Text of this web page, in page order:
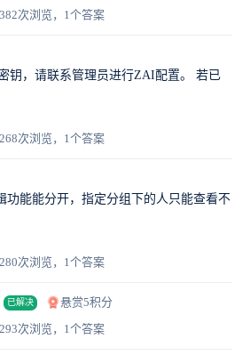
382次浏览，1个答案
钥，请联系管理员进行ZAI配置。 若已
268次浏览，1个答案
功能能分开，指定分组下的人只能查看不
280次浏览，1个答案
已解决
悬赏5积分
293次浏览，1个答案